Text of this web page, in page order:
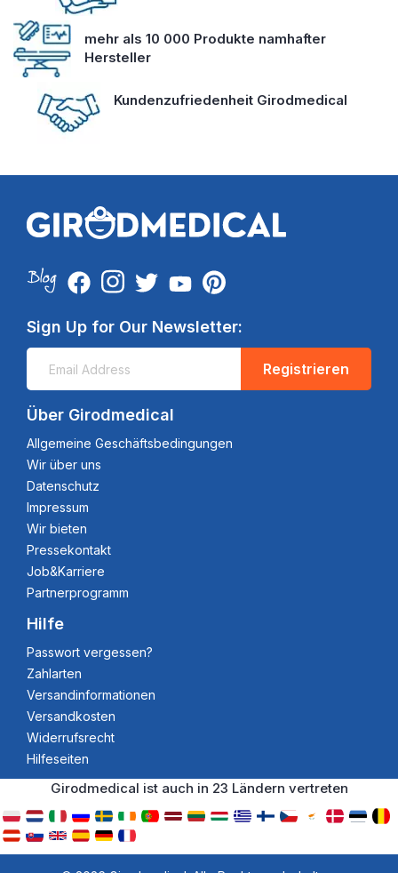
mehr als 10 000 Produkte namhafter
Hersteller
Kundenzufriedenheit Girodmedical
Sign Up for Our Newsletter:
Registrieren
Über Girodmedical
Allgemeine Geschäftsbedingungen
Wir über uns
Datenschutz
Impressum
Wir bieten
Pressekontakt
Job&Karriere
Partnerprogramm
Hilfe
Passwort vergessen?
Zahlarten
Versandinformationen
Versandkosten
Widerrufsrecht
Hilfeseiten
Girodmedical ist auch in 23 Ländern vertreten